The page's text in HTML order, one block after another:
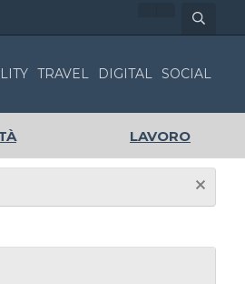
TRAVEL DIGITAL SOCIAL
LAVORO